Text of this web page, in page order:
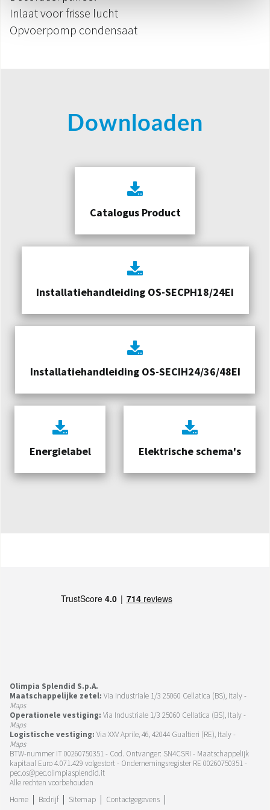
Inlaat voor frisse lucht
Opvoerpomp condensaat
Downloaden
Catalogus Product
Installatiehandleiding OS-SECPH18/24EI
Installatiehandleiding OS-SECIH24/36/48EI
Energielabel Elektrische schema's
Olimpia Splendid S.p.A.
Maatschappelijke zetel: Via Industriale 1/3 25060 Cellatica (BS), Italy -
Maps
Operationele vestiging: Via Industriale 1/3 25060 Cellatica (BS), Italy -
Maps
Logistische vestiging: Via XXV Aprile, 46, 42044 Gualtieri (RE), Italy -
Maps
BTW-nummer IT 00260750351 - Cod. Ontvanger: SN4CSRI - Maatschappelijk
kapitaal Euro 4.071.429 volgestort - Ondernemingsregister RE 00260750351 -
pec.os@pec.olimpiasplendid.it
Alle rechten voorbehouden
Home
Bedrijf Sitemap Contactgegevens